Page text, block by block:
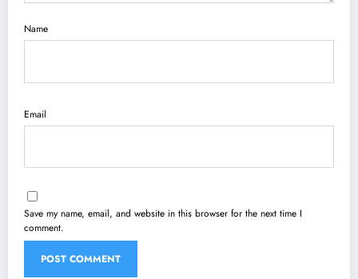
Name
Email
Save my name, email, and website in this browser for the next time I
comment.